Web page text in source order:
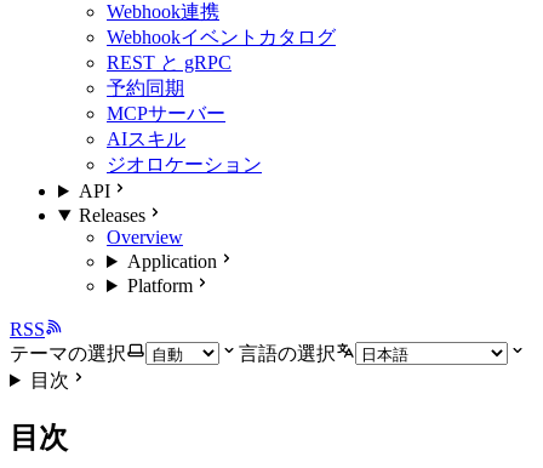
Webhook連携
Webhookイベントカタログ
REST と gRPC
予約同期
MCPサーバー
AIスキル
ジオロケーション
API
Releases
Overview
Application
Platform
RSS
テーマの選択
言語の選択
目次
目次